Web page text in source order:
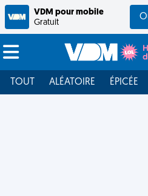
VDM pour mobile
Gratuit
TOUT ALÉATOIRE ÉPICÉE